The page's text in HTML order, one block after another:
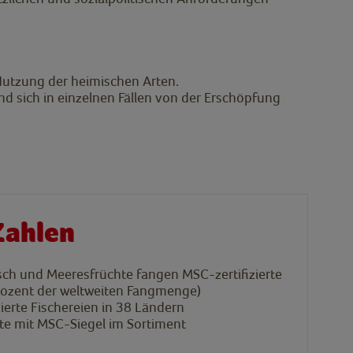
der heimischen Arten.
sich in einzelnen Fällen von der Erschöpfung
und Meeresfrüchte fangen MSC-zertifizierte
der weltweiten Fangmenge)
Fischereien in 38 Ländern
mit MSC-Siegel im Sortiment